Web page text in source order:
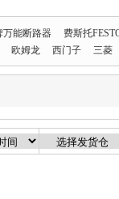
万能断路器 费斯托
欧姆龙 西门子 三菱